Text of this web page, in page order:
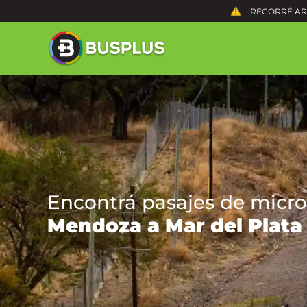
¡RECORRÉ
Encontrá pasajes de
Mendoza a Mar del Plata